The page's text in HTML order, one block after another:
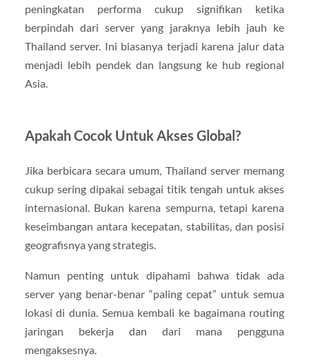
peningkatan performa cukup signifikan ketika
berpindah dari server yang jaraknya lebih jauh ke
Thailand server. Ini biasanya terjadi karena jalur data
menjadi lebih pendek dan langsung ke hub regional
Asia.
Apakah Cocok Untuk Akses Global?
Jika berbicara secara umum, Thailand server memang
cukup sering dipakai sebagai titik tengah untuk akses
internasional. Bukan karena sempurna, tetapi karena
keseimbangan antara kecepatan, stabilitas, dan posisi
geografisnya yang strategis.
Namun penting untuk dipahami bahwa tidak ada
server yang benar-benar “paling cepat” untuk semua
lokasi di dunia. Semua kembali ke bagaimana routing
jaringan bekerja dan dari mana pengguna
mengaksesnya.